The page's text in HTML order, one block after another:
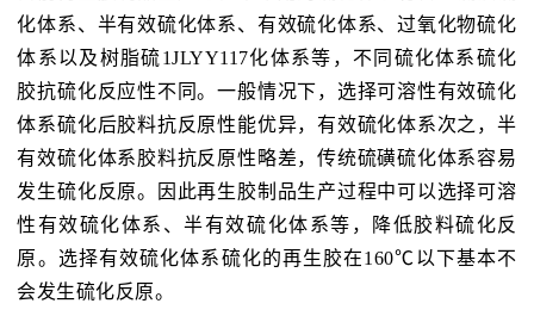
化体系、半有效硫化体系、有效硫化体系、过氧化物硫化
体系以及树脂硫1JLYY117化体系等，不同硫化体系硫化
胶抗硫化反应性不同。一般情况下，选择可溶性有效硫化
体系硫化后胶料抗反原性能优异，有效硫化体系次之，半
有效硫化体系胶料抗反原性略差，传统硫磺硫化体系容易
发生硫化反原。因此再生胶制品生产过程中可以选择可溶
性有效硫化体系、半有效硫化体系等，降低胶料硫化反
原。选择有效硫化体系硫化的再生胶在160℃以下基本不
会发生硫化反原。